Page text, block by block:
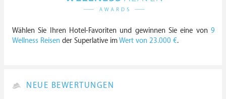
Wählen Sie Ihren Hotel-Favoriten und gewinnen Sie eine von 9
Wellness Reisen der Superlative imWert von 23.000 €.
NEUE BEWERTUNGEN